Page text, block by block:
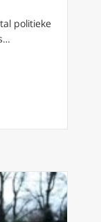
politieke
de wortels van